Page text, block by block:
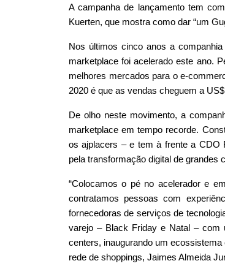
A campanha de lançamento tem
Kuerten, que mostra como dar “um
Nos últimos cinco anos a
marketplace foi acelerado este ano.
melhores mercados para o e-
2020 é que as vendas cheguem a
De olho neste movimento, a
marketplace em tempo recorde.
os ajplacers – e tem à frente a CDO
pela transformação digital de grandes
“Colocamos o pé no acelerador e
contratamos pessoas com
fornecedoras de serviços de
varejo – Black Friday e Natal – com
centers, inaugurando um
rede de shoppings, Jaimes Almeida